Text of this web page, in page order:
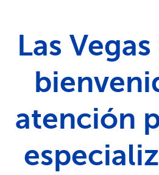
Las
atención